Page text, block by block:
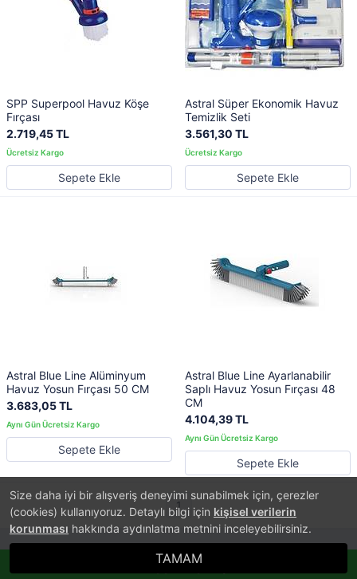
Size daha iyi bir alışveriş deneyimi sunabilmek için, çerezler
(cookies) kullanıyoruz. Detaylı bilgi için kişisel verilerin
korunması hakkında aydınlatma metnini inceleyebilirsiniz.
TAMAM
SPP Superpool Havuz Köşe
Fırçası
2.719,45 TL
Sepete Ekle
Astral Süper Ekonomik Havuz
Temizlik Seti
3.561,30 TL
Sepete Ekle
Astral Blue Line Alüminyum
Havuz Yosun Fırçası 50 CM
3.683,05 TL
Sepete Ekle
Astral Blue Line Ayarlanabilir
Saplı Havuz Yosun Fırçası 48
CM
4.104,39 TL
Sepete Ekle
1
E-Ticaret Sistemi
Whatsappla Sipariş Ver!